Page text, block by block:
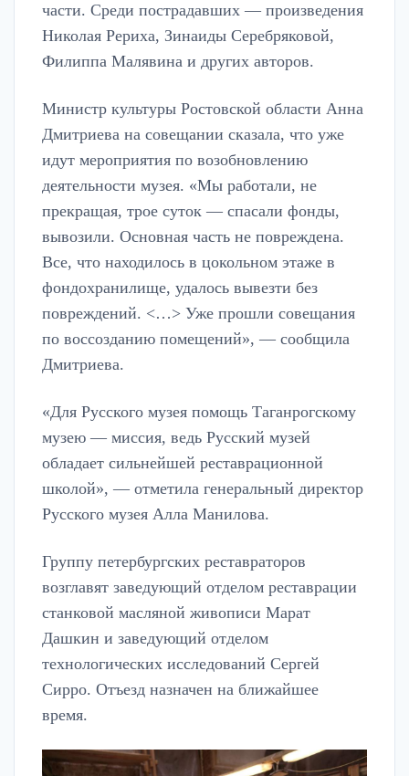
части. Среди пострадавших — произведения
Николая Рериха, Зинаиды Серебряковой,
Филиппа Малявина и других авторов.
Министр культуры Ростовской области Анна
Дмитриева на совещании сказала, что уже
идут мероприятия по возобновлению
деятельности музея. «Мы работали, не
прекращая, трое суток — спасали фонды,
вывозили. Основная часть не повреждена.
Все, что находилось в цокольном этаже в
фондохранилище, удалось вывезти без
повреждений. <…> Уже прошли совещания
по воссозданию помещений», — сообщила
Дмитриева.
«Для Русского музея помощь Таганрогскому
музею — миссия, ведь Русский музей
обладает сильнейшей реставрационной
школой», — отметила генеральный директор
Русского музея Алла Манилова.
Группу петербургских реставраторов
возглавят заведующий отделом реставрации
станковой масляной живописи Марат
Дашкин и заведующий отделом
технологических исследований Сергей
Сирро. Отъезд назначен на ближайшее
время.